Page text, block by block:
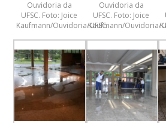
Ouvidoria da
UFSC. Foto: Joice
Kaufmann/Ouvidoria/UFSC
Ouvidoria da
UFSC. Foto: Joice
Kaufmann/Ouvidoria/